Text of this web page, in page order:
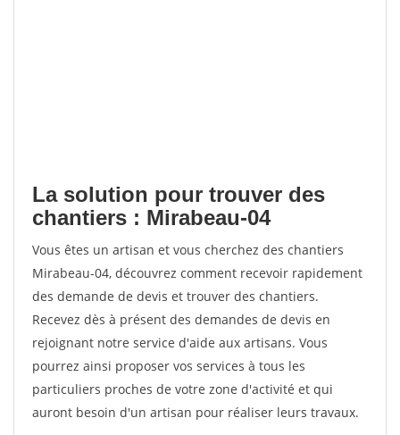
La solution pour trouver des
chantiers : Mirabeau-04
Vous êtes un artisan et vous cherchez des chantiers
Mirabeau-04, découvrez comment recevoir rapidement
des demande de devis et trouver des chantiers.
Recevez dès à présent des demandes de devis en
rejoignant notre service d'aide aux artisans. Vous
pourrez ainsi proposer vos services à tous les
particuliers proches de votre zone d'activité et qui
auront besoin d'un artisan pour réaliser leurs travaux.